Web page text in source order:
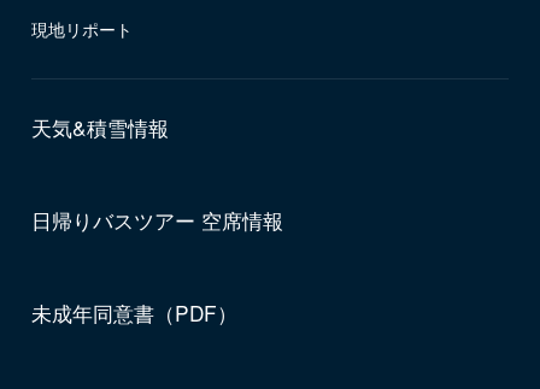
現地リポート
天気&積雪情報
日帰りバスツアー 空席情報
未成年同意書（PDF）